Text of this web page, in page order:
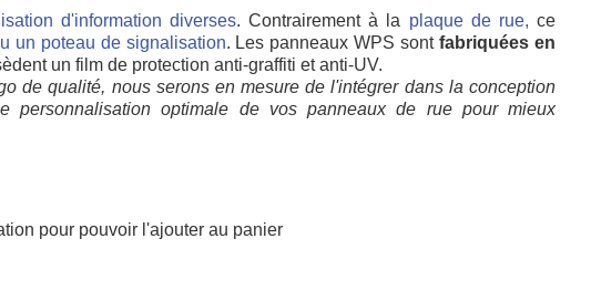
d'information diverses. Contrairement à la plaque de rue, ce
un poteau de signalisation. Les panneaux WPS sontfabriquées en
un film de protection anti-graffiti et anti-UV.
de qualité, nous serons en mesure de l'intégrer dans la conception
personnalisation optimale de vos panneaux de rue pour mieux
pour pouvoir l'ajouter au panier